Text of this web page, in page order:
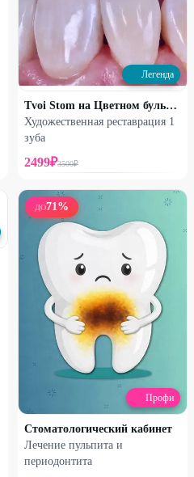
Легенда
Tvoi Stom на Цветном бульваре
Художественная реставрация 1
зуба
2499₽3500₽
ДО71 %
Профи
Стоматологический кабинет
Лечение пульпита и
периодонтита